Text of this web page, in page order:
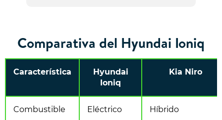
Comparativa del Hyundai Ioniq
Característica
Hyundai
Ioniq
Kia Niro
Combustible Eléctrico Híbrido